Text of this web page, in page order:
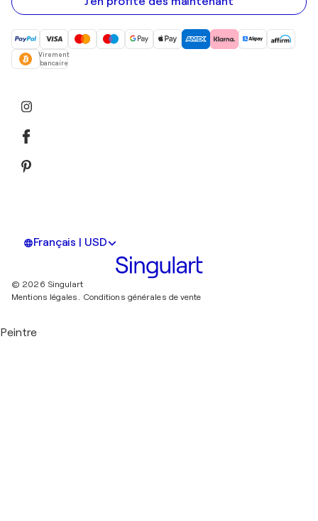
Virement
bancaire
Français | USD
© 2026 Singulart
Mentions légales. Conditions générales de vente
Peintre